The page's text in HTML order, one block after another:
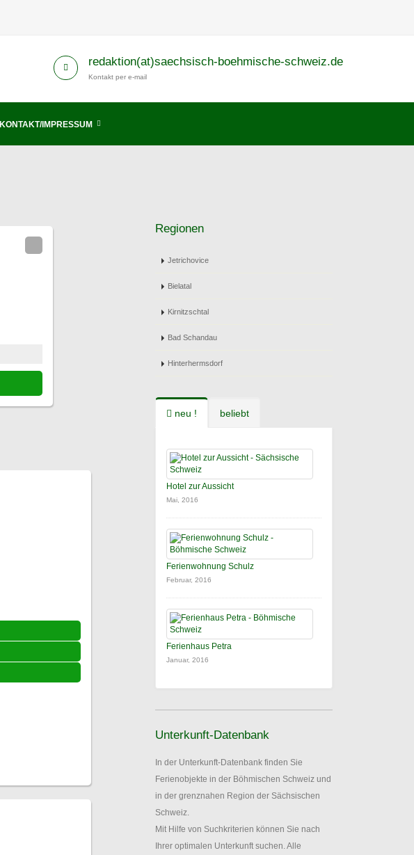
redaktion(at)saechsisch-boehmische-schweiz.de
Kontakt per e-mail
KONTAKT/IMPRESSUM
Regionen
Jetrichovice
Bielatal
Kirnitzschtal
Bad Schandau
Hinterhermsdorf
neu ! beliebt
Hotel zur Aussicht
Mai, 2016
Ferienwohnung Schulz
Februar, 2016
Ferienhaus Petra
Januar, 2016
Unterkunft-Datenbank
In der Unterkunft-Datenbank finden Sie
Ferienobjekte in der Böhmischen Schweiz und
in der grenznahen Region der Sächsischen
Schweiz.
Mit Hilfe von Suchkriterien können Sie nach
Ihrer optimalen Unterkunft suchen. Alle